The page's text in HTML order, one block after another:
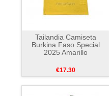
Tailandia Camiseta
Burkina Faso Special
2025 Amarillo
€17.30